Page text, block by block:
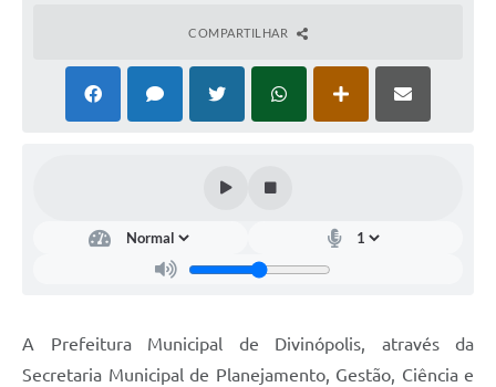
COMPARTILHAR
A Prefeitura Municipal de Divinópolis, através da
Secretaria Municipal de Planejamento, Gestão, Ciência e